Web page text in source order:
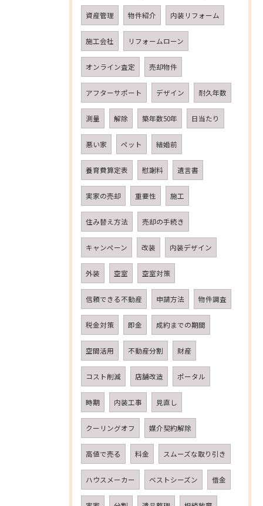
資産管理 物件紹介 内装リフォーム
施工会社 リフォームローン
オンライン査定 売却物件
アフターサポート デザイン 耐久年数
測量 解除 築年数50年 日当たり
悪い家 ペット 結婚前
養育費算定表 慰謝料 遺言書
実家の売却 重要性 施工
住み替え方法 売却の手続き
キャンペーン 改装 内装デザイン
外装 空室 空室対策
信頼できる不動産 申請方法 物件調査
税金対策 即金 成約までの期間
空間活用 不動産分割 財産
コスト削減 店舗改造 ポータル
時期 内装工事 見直し
クーリングオフ 媒介契約解除
高値で売る 料金 スムーズな取り引き
ハウスメーカー ベストシーズン 借金